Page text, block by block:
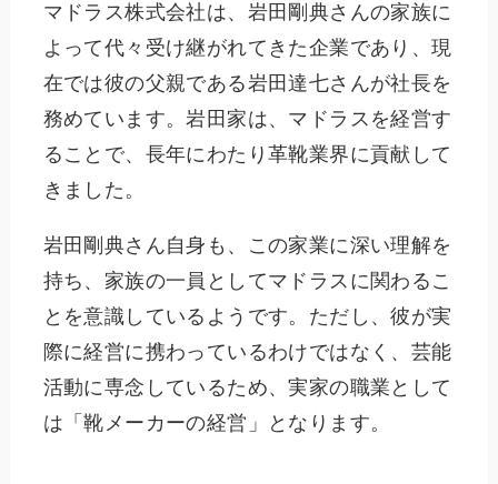
マドラス株式会社は、岩田剛典さんの家族に
よって代々受け継がれてきた企業であり、現
在では彼の父親である岩田達七さんが社長を
務めています。岩田家は、マドラスを経営す
ることで、長年にわたり革靴業界に貢献して
きました。
岩田剛典さん自身も、この家業に深い理解を
持ち、家族の一員としてマドラスに関わるこ
とを意識しているようです。ただし、彼が実
際に経営に携わっているわけではなく、芸能
活動に専念しているため、実家の職業として
は「靴メーカーの経営」となります。